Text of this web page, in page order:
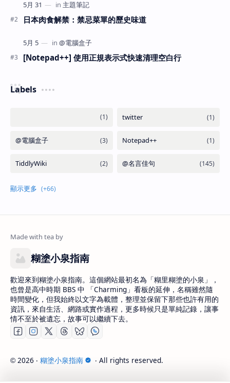
日本肉食解禁：禁忌菜單的歷史味道
[Notepad++] 使用正規表示式快速清理空白行
Labels
糊塗小泉指南
歡迎來到糊塗小泉指南。這個網站最初名為「糊里糊塗的小泉」，
也曾是高中時期 BBS 中 「Charming」看板的延伸，名稱雖然隨
時間變化，但我始終以文字為載體，整理並保留下那些也許有用的
資訊，來自生活、網路或實作過程，更多時候只是單純記錄，讓事
情不至於被遺忘，故事可以繼續下去。
© 2026 ‧ 糊塗小泉指南 ‧ All rights reserved.